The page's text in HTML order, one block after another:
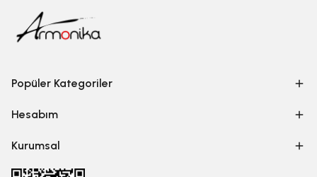
Popüler Kategoriler
Hesabım
Kurumsal